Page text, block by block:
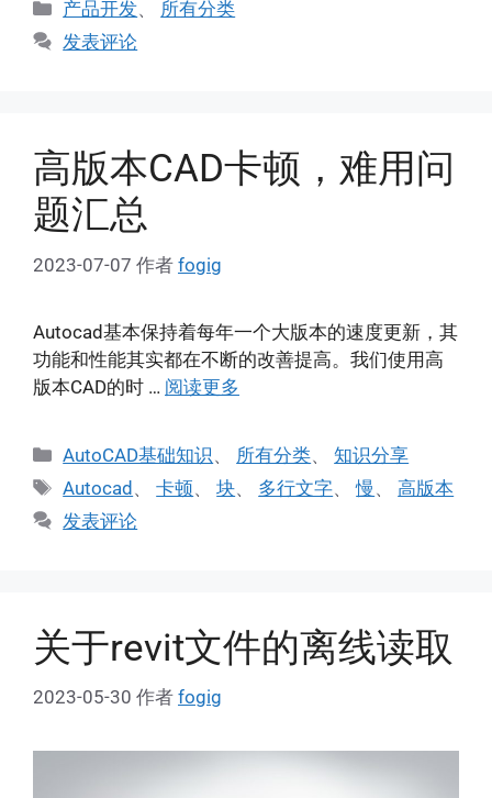
分
类
产品开发、 所有分类
发表评论
高版本CAD卡顿，难用问
题汇总
2023-07-07 作者 fogig
Autocad基本保持着每年一个大版本的速度更新，其
功能和性能其实都在不断的改善提高。我们使用高
版本CAD的时 … 阅读更多
分
类
AutoCAD基础知识 、 所有分类、知识分享
标
签
Autocad、卡顿、块、 多行文字、慢 、高版本
发表评论
关于revit文件的离线读取
2023-05-30 作者 fogig